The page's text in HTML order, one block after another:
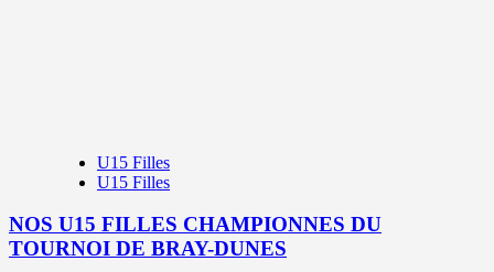
U15 Filles
U15 Filles
NOS U15 FILLES CHAMPIONNES DU
TOURNOI DE BRAY-DUNES